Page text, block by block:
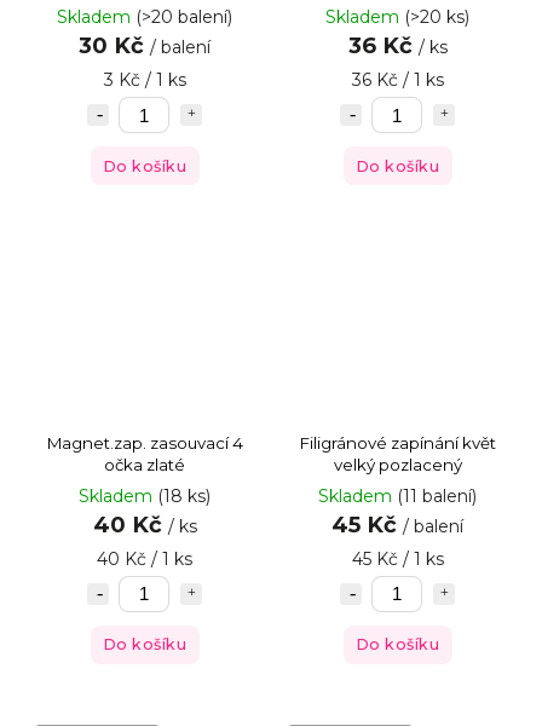
Skladem (>20 balení)
30 Kč / balení
3 Kč / 1 ks
Do košíku
Skladem (>20 ks)
36 Kč / ks
36 Kč / 1 ks
Do košíku
Magnet.zap. zasouvací 4
očka zlaté
Skladem (18 ks)
40 Kč / ks
40 Kč / 1 ks
Do košíku
Filigránové zapínání květ
velký pozlacený
Skladem (11 balení)
45 Kč / balení
45 Kč / 1 ks
Do košíku